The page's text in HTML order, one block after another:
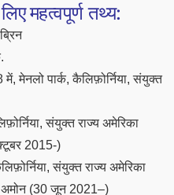
महत्वपूर्ण तथ्य:
मेनलो पार्क, कैलिफ़ोर्निया, संयुक्त
संयुक्त राज्य अमेरिका
2015-)
संयुक्त राज्य अमेरिका
अमोन (30 जून 2021–)